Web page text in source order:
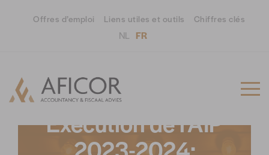
Offres d’emploi Liens utiles et outils Chiffres clés
NL FR
ACTUA
Exécution de l’AIP